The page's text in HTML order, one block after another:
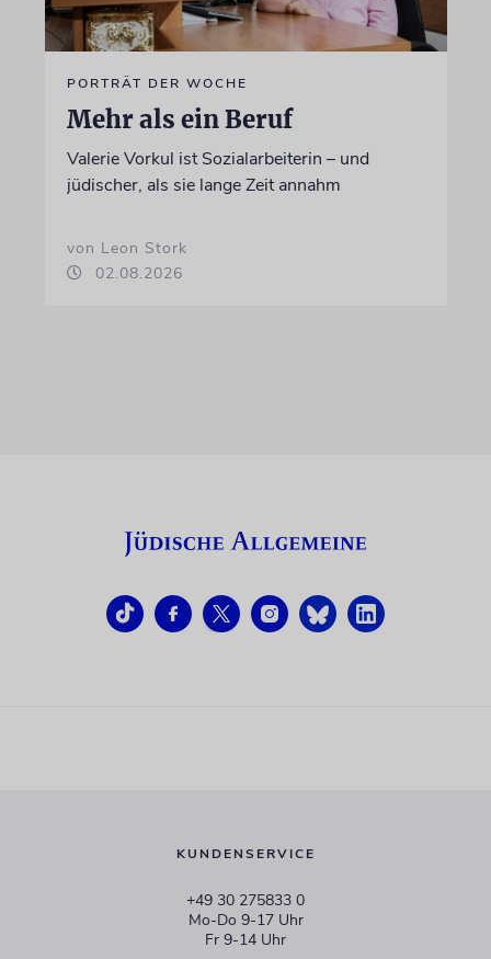
PORTRÄT DER WOCHE
Mehr als ein Beruf
Valerie Vorkul ist Sozialarbeiterin – und
jüdischer, als sie lange Zeit annahm
von Leon Stork
02.08.2026
KUNDENSERVICE
+49 30 275833 0
Mo-Do 9-17 Uhr
Fr 9-14 Uhr